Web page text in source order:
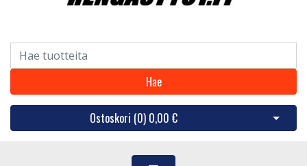
Hae
Ostoskori (0) 0,00 € Avaa